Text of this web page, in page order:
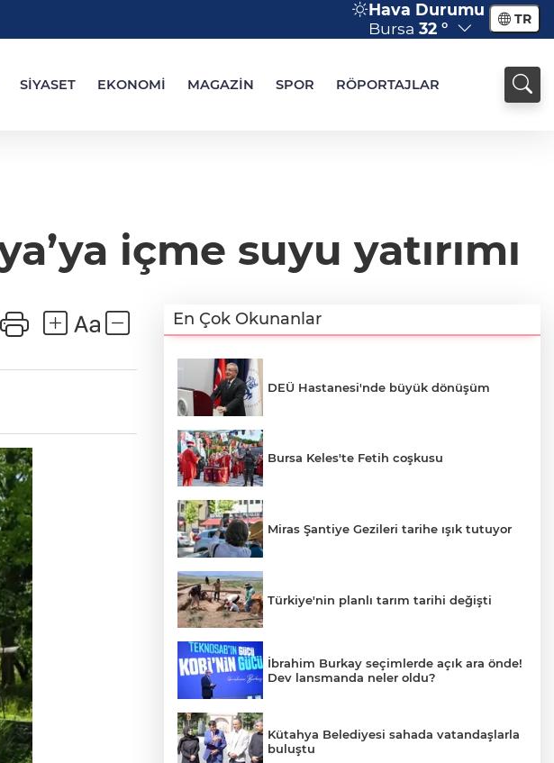
Hava Durumu
Bursa 32 ° TR
SİYASET EKONOMİ MAGAZİN SPOR RÖPORTAJLAR
içme suyu yatırımı
En Çok Okunanlar
DEÜ Hastanesi'nde büyük dönüşüm
Bursa Keles'te Fetih coşkusu
Miras Şantiye Gezileri tarihe ışık tutuyor
Türkiye'nin planlı tarım tarihi değişti
İbrahim Burkay seçimlerde açık ara önde!
Dev lansmanda neler oldu?
Kütahya Belediyesi sahada vatandaşlarla
buluştu